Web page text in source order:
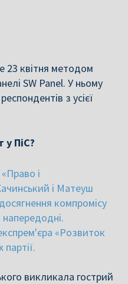
23 квітня методом
SW Panel. У ньому
з усієї
ПіС?
і
і Матеуш
компромісу
напередодні.
«Розвиток
викликала гострий